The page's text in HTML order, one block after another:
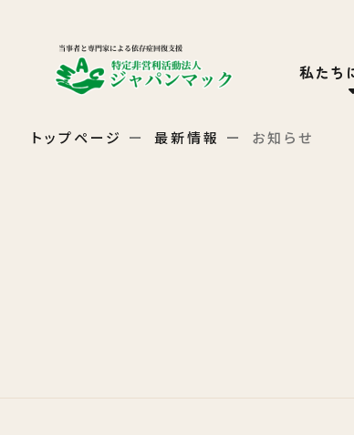
私たち
トップページ 最新情報 お知らせ